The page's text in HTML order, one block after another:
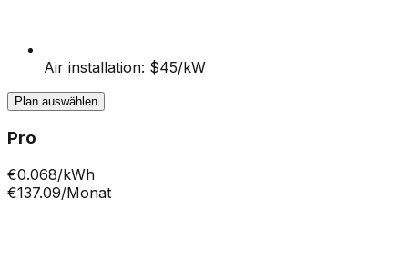
Air installation: $45/kW
Plan auswählen
Pro
€0.068/kWh
€137.09/Monat